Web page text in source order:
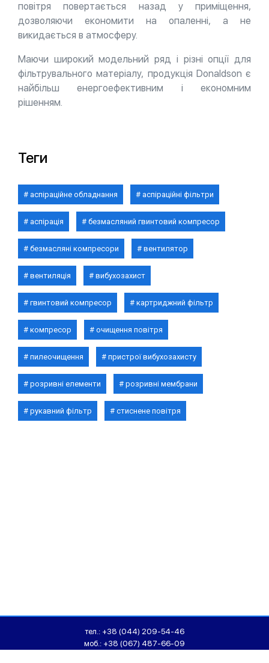
Теги
аспіраційне обладнання аспіраційні фільтри
аспірація безмасляний гвинтовий компресор
безмасляні компресори вентилятор
вентиляція вибухозахист
гвинтовий компресор картриджний фільтр
компресор очищення повітря
пилеочищення пристрої вибухозахисту
розривні елементи розривні мембрани
рукавний фільтр стиснене повітря
повітря повертається назад у приміщення,
дозволяючи економити на опаленні, а не
викидається в атмосферу.
Маючи широкий модельний ряд і різні опції для
фільтрувального матеріалу, продукція Donaldson є
найбільш енергоефективним і економним
рішенням.
тел.: +38 (044) 209-54-46
моб.: +38 (067) 487-66-09